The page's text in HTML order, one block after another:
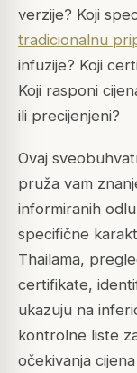
verzije? Koji
tradicionalnu
infuzije? Koji
Koji rasponi
ili precijenjeni?
Ovaj
pruža vam
informiranih
specifične
Thailama,
certifikate,
ukazuju na
kontrolne liste
očekivanja